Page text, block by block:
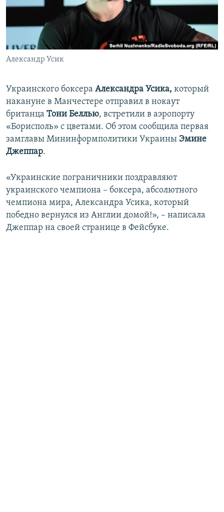
ПОБЕДИТЕЛЕЙ НЕ СУДЯТ?
КРЫМ.НЕПОКОРЕННЫЙ
ELIFBE
УКРАИНСКАЯ ПРОБЛЕМА КРЫМА
ПРИСОЕДИНЯЙТЕСЬ!
Александр Усик
Украинского боксера Александра Усика, который
накануне в Манчестере отправил в нокаут
британца Тони Беллью, встретили в аэропорту
«Борисполь» с цветами. Об этом сообщила первая
замглавы Мининформполитики Украины Эмине
Джеппар.
«Украинские пограничники поздравляют
украинского чемпиона – боксера, абсолютного
чемпиона мира, Александра Усика, который
победно вернулся из Англии домой!», – написала
Джеппар на своей странице в Фейсбуке.